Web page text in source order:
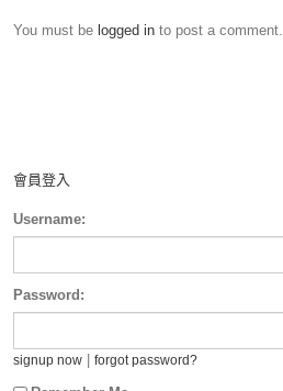
You must be logged in to post a comment.
會員登入
Username:
Password:
signup now forgot password?